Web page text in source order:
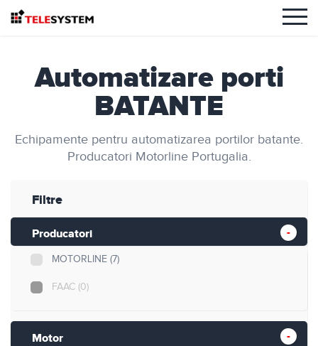
Automatizare porti
BATANTE
Echipamente pentru automatizarea portilor batante.
Producatori Motorline Portugalia.
Filtre
Producatori
MOTORLINE (7)
FAAC (0)
Motor